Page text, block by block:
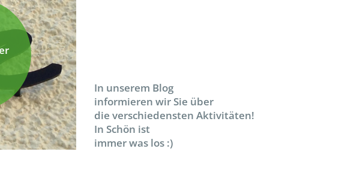
In unserem Blog
informieren wir Sie über
die verschiedensten Aktivitäten!
In Schön ist
immer was los :)